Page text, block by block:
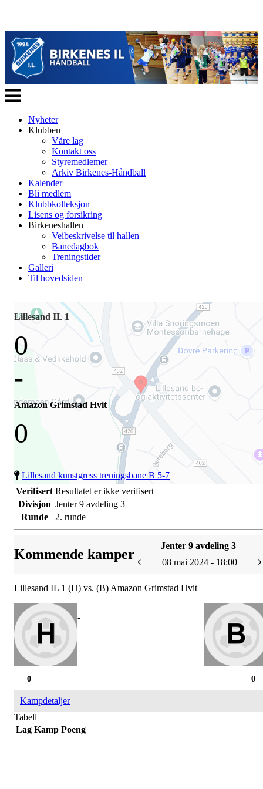
Veksle
navigasjon
Nyheter
Klubben
Våre lag
Kontakt oss
Styremedlemer
Arkiv Birkenes-Håndball
Kalender
Bli medlem
Klubbkolleksjon
Lisens og forsikring
Birkeneshallen
Veibeskrivelse til hallen
Banedagbok
Treningstider
Galleri
Til hovedsiden
Lillesand IL 1
0
-
Amazon Grimstad Hvit
0
Lillesand kunstgress treningsbane B 5-7
Verifisert Resultatet er ikke verifisert
Divisjon Jenter 9 avdeling 3
Runde
2. runde
Kommende kamper
Jenter 9 avdeling 3
08 mai 2024 - 18:00
Lillesand IL 1 (H) vs. (B) Amazon Grimstad Hvit
-
0
0
Kampdetaljer
Tabell
Lag Kamp Poeng